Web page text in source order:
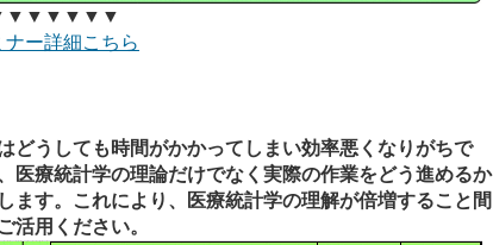
ナー詳細こちら
どうしても時間がかかってしまい効率悪くなりがちで
医療統計学の理論だけでなく実際の作業をどう進めるか
ます。これにより、医療統計学の理解が倍増すること間
活用ください。